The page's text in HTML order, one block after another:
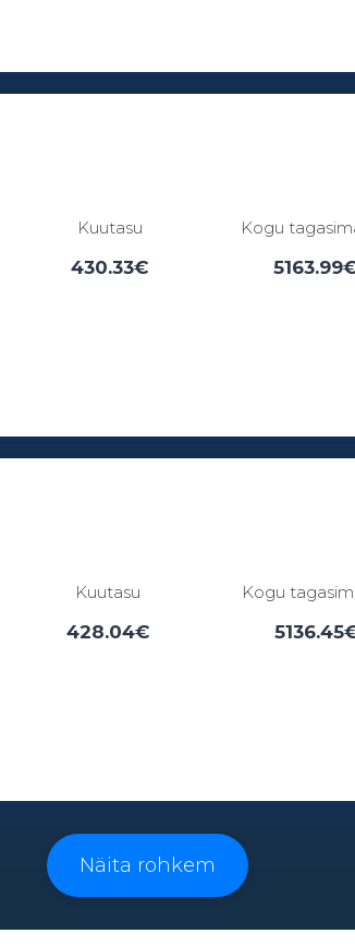
Kuutasu
430.33€
Kogu
Kuutasu
428.04€
Kogu
3 - 96 kuud
Näita rohkem